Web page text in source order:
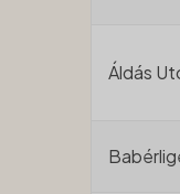
Áldás